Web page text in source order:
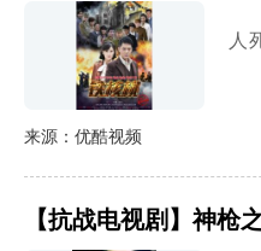
人
来源：优酷视频
【抗战电视剧】神枪